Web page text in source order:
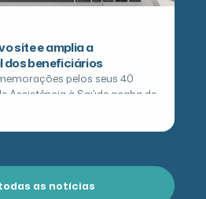
site e amplia a
dos beneficiários
pelos seus 40
Assistência à Saúde acaba de
as notícias